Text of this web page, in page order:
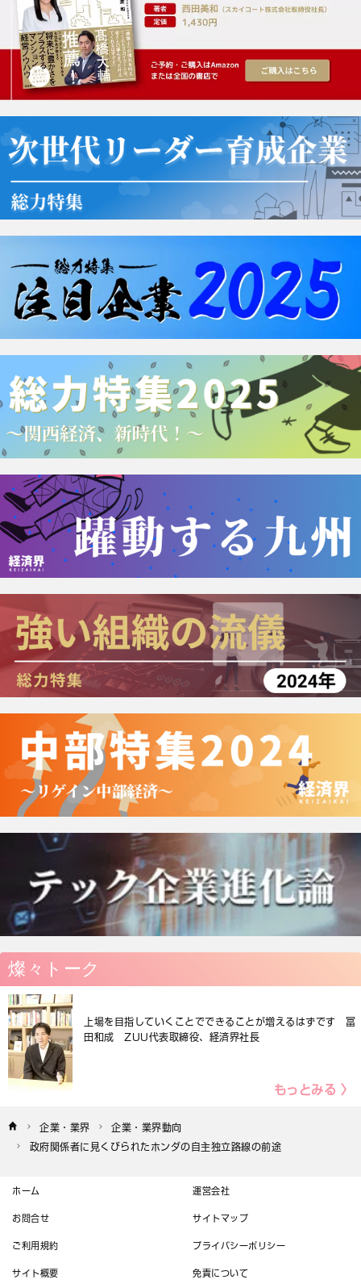
燦々トーク
上場を目指していくことでできることが増えるはずです 冨
田和成 ZUU代表取締役、経済界社長
もっとみる 〉
企業・業界
企業・業界動向
政府関係者に見くびられたホンダの自主独立路線の前途
ホーム 運営会社
お問合せ サイトマップ
ご利用規約 プライバシーポリシー
サイト概要 免責について